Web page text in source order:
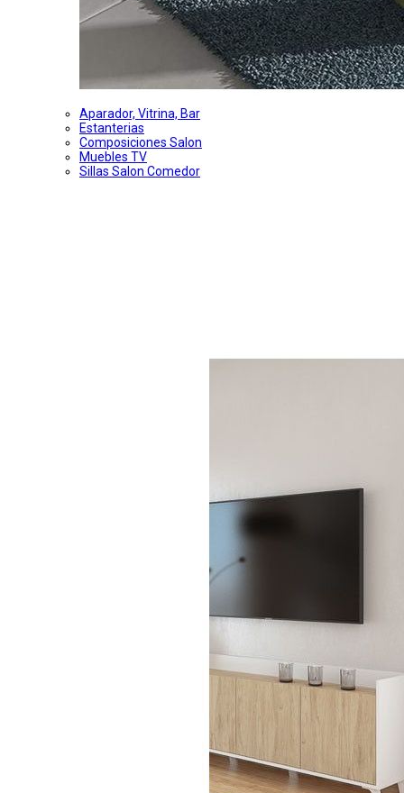
Aparador, Vitrina, Bar
Estanterias
Composiciones Salon
Muebles TV
Sillas Salon Comedor